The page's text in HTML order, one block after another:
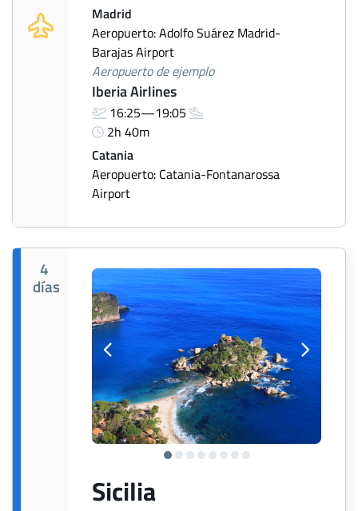
Madrid
Aeropuerto: Adolfo Suárez Madrid-
Barajas Airport
Aeropuerto de ejemplo
Iberia Airlines
16:25—19:05
2h 40m
Catania
Aeropuerto: Catania-Fontanarossa
Airport
4
días
Sicilia